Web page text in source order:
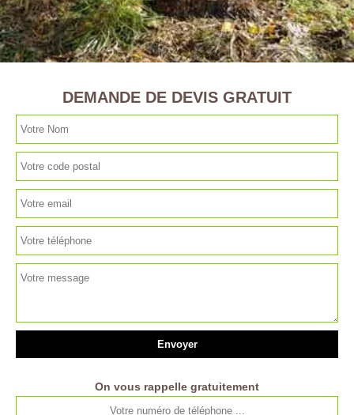
DEMANDE DE DEVIS GRATUIT
On vous rappelle gratuitement